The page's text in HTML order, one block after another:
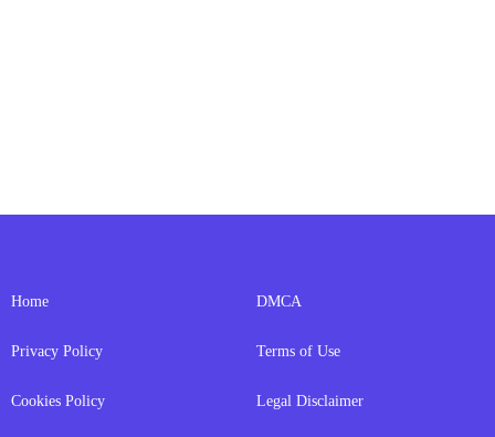
Home
Privacy Policy
Cookies Policy
DMCA
Terms of Use
Legal Disclaimer